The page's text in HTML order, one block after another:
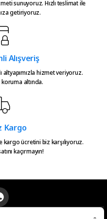
sunuyoruz. Hızlı teslimat ile
getiriyoruz.
Alışveriş
altyapımızla hizmet veriyoruz.
altında.
Kargo
kargo ücretini biz karşılıyoruz.
kaçırmayın!